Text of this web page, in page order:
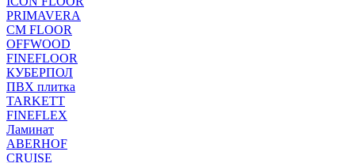
PRIMAVERA
CM FLOOR
OFFWOOD
FINEFLOOR
КУБЕРПОЛ
ПВХ плитка
TARKETT
FINEFLEX
Ламинат
ABERHOF
CRUISE